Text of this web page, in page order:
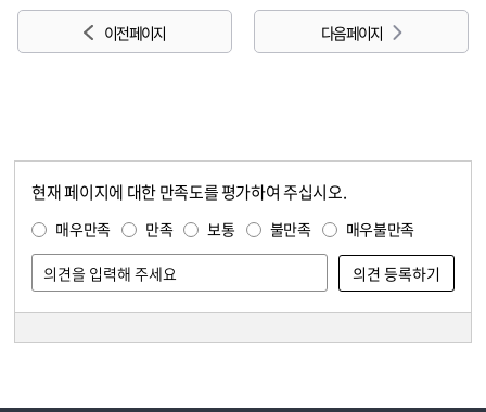
이전 페이지 다음 페이지
현재 페이지에 대한 만족도를 평가하여 주십시오.
매우만족 만족 보통 불만족 매우불만족